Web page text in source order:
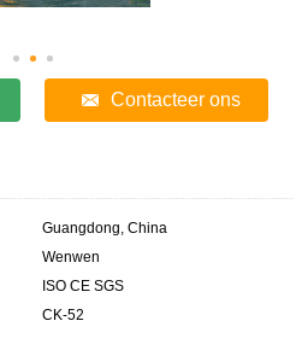
Contacteer ons
Guangdong, China
Wenwen
ISO CE SGS
CK-52